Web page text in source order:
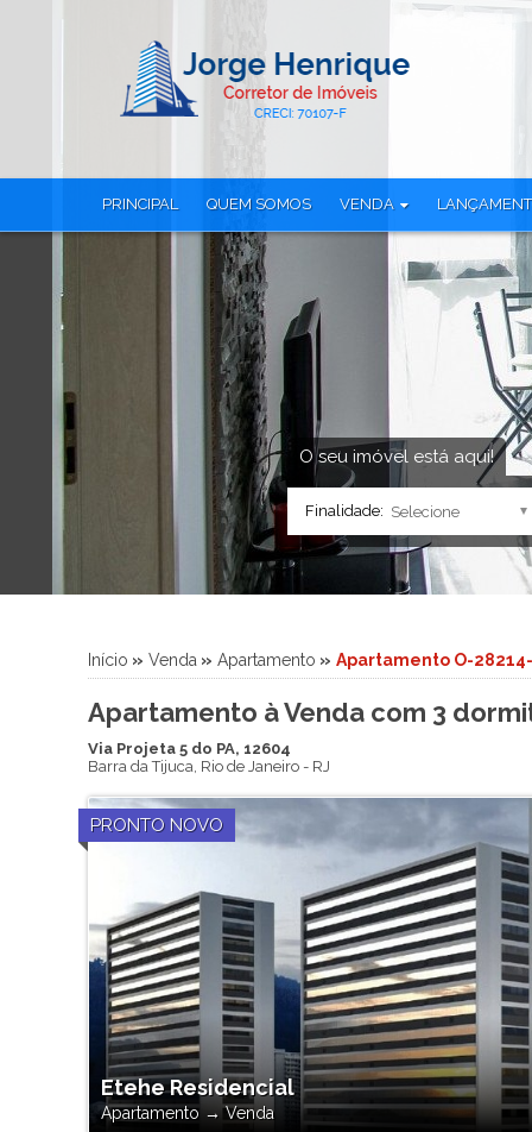
PRINCIPAL QUEM SOMOS VENDA
Apartamento Alto Padrão (1)
Apartamento Duplex (1)
Casa em Condomínio (16)
Loja (6)
Sala Comercial (3)
Studio (12)
Terreno (5)
Apartamento
Apartamento
Casa em
Cobertura (23)
Cobertura
Sala
Studio (26)
Terreno (8)
O seu imóvel está aqui!
Finalidade:
Início » Venda » Apartamento » Apartamento O-
Apartamento à Venda com 3
Via Projeta 5 do PA, 12604
Barra da Tijuca, Rio de Janeiro- RJ
PRONTO NOVO
Etehe Residencial
Apartamento →Venda